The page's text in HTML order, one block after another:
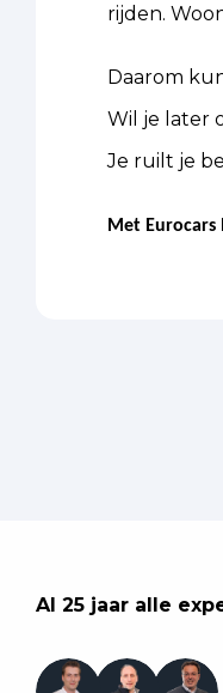
rijden.
Daarom
Wil je later
Je ruilt je
Met
Al 25 jaar alle